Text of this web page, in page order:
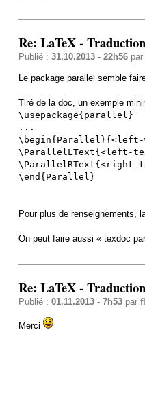
Re: LaTeX -
Publié : 31.10.2013 - 22h56par
Le package parallel semble
Tiré de la doc, un exemple
\usepackage{parallel}
...
\begin{Parallel}{<left-
\ParallelLText{<left-
\ParallelRText{<right-
\end{Parallel}
Pour plus de renseignements,
On peut faire aussi « texdoc
Re: LaTeX -
Publié : 01.11.2013 - 7h53par
Merci